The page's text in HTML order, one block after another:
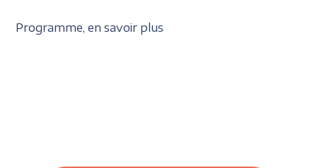
Programme, en savoir plus